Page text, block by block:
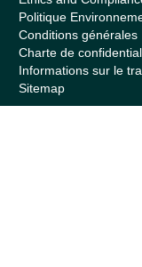
Politique
Conditions générales
Charte de
Informations sur le
Sitemap